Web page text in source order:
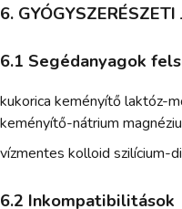
6. GYÓGYSZERÉSZETI
6.1 Segédanyagok
kukorica keményítő laktóz-
keményítő-nátrium
vízmentes kolloid szilícium-
6.2 Inkompatibilitások